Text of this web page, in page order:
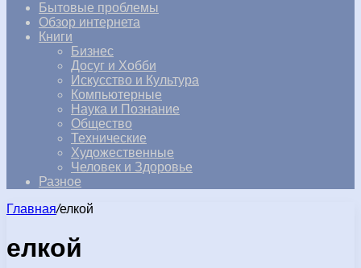
Бытовые проблемы
Обзор интернета
Книги
Бизнес
Досуг и Хобби
Искусство и Культура
Компьютерные
Наука и Познание
Общество
Технические
Художественные
Человек и Здоровье
Разное
Главная/елкой
елкой